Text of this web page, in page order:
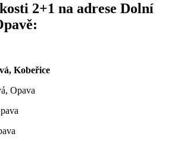
2+1 na adrese Dolní
Kobeřice
Opava